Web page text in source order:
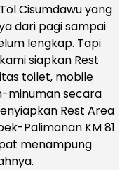
Cisumdawu yang
dari pagi sampai
lengkap. Tapi
siapkan Rest
toilet, mobile
minuman secara
Rest Area
Palimanan KM 81
menampung